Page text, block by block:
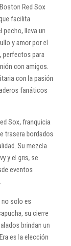
Red Sox
facilita
pecho, lleva un
y amor por el
perfectos para
con amigos.
con la pasión
fanáticos
Sox, franquicia
trasera bordados
Su mezcla
y el gris, se
eventos
no solo es
su cierre
brindan un
es la elección